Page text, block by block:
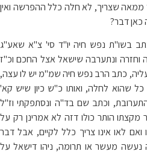
שצריך, לא חלה כלל ההפרשה ואין
דבר?
בשו"ת נפש חיה יו"ד סי' צ"א שאע"ג
ונתערבה שישאל אצל החכם וכ"ז
כתב הרב נפש חיה שמ"מ יש לו עצה,
שהוא לחלה, ואותו כ"ש כיון שיש קא'
וכתב שם בד"ה ונסתפקתי וז"ל
הותר כולו דזה לא אמרינן רק על
ואם לאו אינו צריך כלל לקיים, אבל דבר
מעשר או תרומה, ניהו דישאל על